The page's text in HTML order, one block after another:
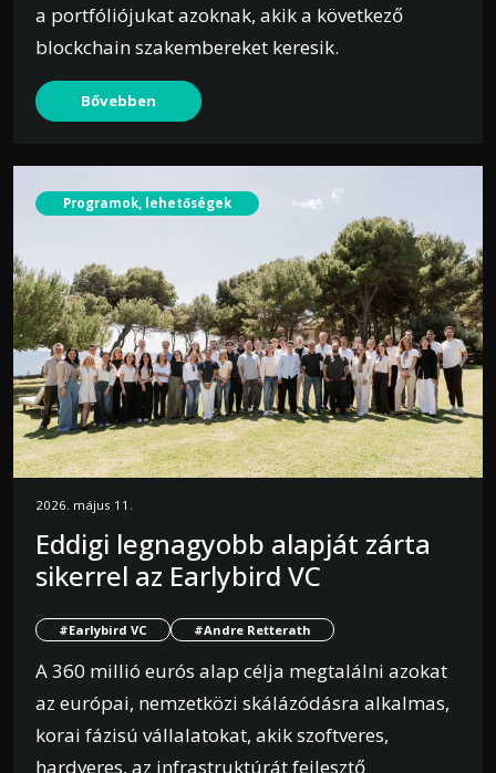
a portfóliójukat azoknak, akik a következő
blockchain szakembereket keresik.
Bővebben
Programok, lehetőségek
2026. május 11.
Eddigi legnagyobb alapját zárta
sikerrel az Earlybird VC
#Earlybird VC #Andre Retterath
A 360 millió eurós alap célja megtalálni azokat
az európai, nemzetközi skálázódásra alkalmas,
korai fázisú vállalatokat, akik szoftveres,
hardveres, az infrastruktúrát fejlesztő